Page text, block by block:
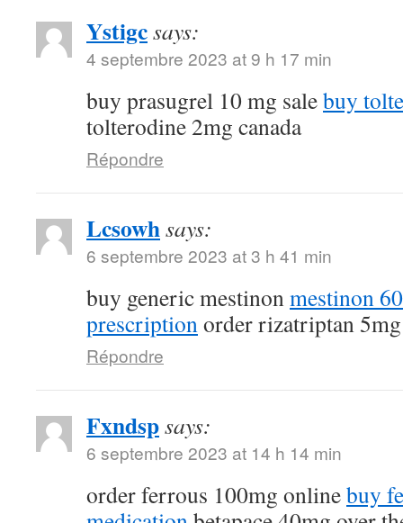
Ystigcsays:
4 septembre 2023 at 9 h 17 min
buy prasugrel 10 mg salebuy
tolterodine 2mg canada
Répondre
Lcsowhsays:
6 septembre 2023 at 3 h 41 min
buy generic mestinonmestinon
prescriptionorder rizatriptan
Répondre
Fxndspsays:
6 septembre 2023 at 14 h 14 min
order ferrous 100mg onlinebuy